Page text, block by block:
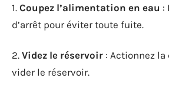
1. Coupez l’alimentation en eau :
d’arrêt pour éviter toute fuite.
2. Videz le réservoir : Actionnez la
vider le réservoir.